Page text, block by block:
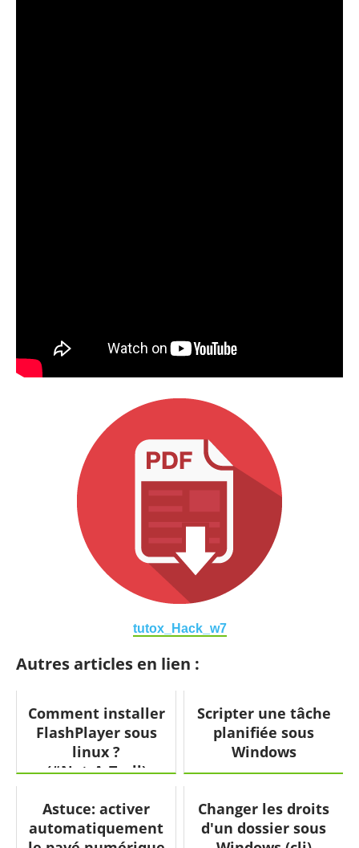
tutox_Hack_w7
Autres articles en lien :
Comment installer
FlashPlayer sous
linux ?
(#Not_A_Troll)
Scripter une tâche
planifiée sous
Windows
Astuce: activer
automatiquement
Changer les droits
d'un dossier sous